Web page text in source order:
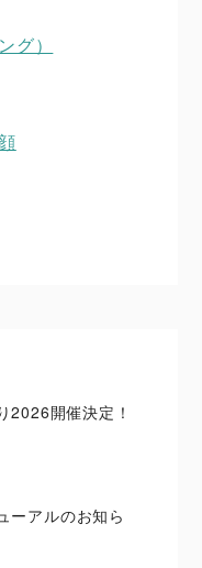
グ）
2026開催決定！
ーアルのお知ら